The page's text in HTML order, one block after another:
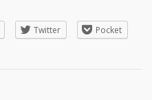
Twitter Pocket